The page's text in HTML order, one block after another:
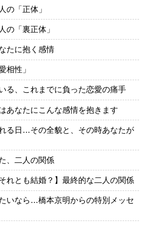
の「正体」
の「裏正体」
たに抱く感情
相性」
る、これまでに負った恋愛の痛手
あなたにこんな感情を抱きます
る日…その全貌と、その時あなたが
、二人の関係
れとも結婚？】最終的な二人の関係
いなら…橋本京明からの特別メッセ